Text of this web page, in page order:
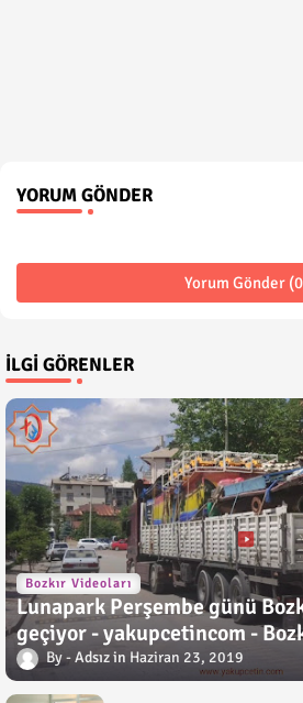
YORUM GÖNDER
Yorum Gönder
İLGI GÖRENLER
Bozkır Videoları
Lunapark Perşembe günü
geçiyor - yakupcetincom -
Adsız Haziran 23, 2019